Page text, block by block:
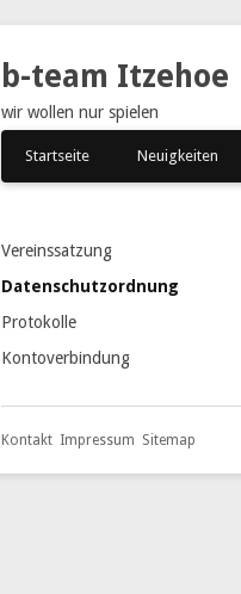
b-team Itzehoe
wir wollen nur spielen
Navigation
Startseite Neuigkeiten
Navigation
Vereinssatzung
Datenschutzordnung
Protokolle
Kontoverbindung
Navigation
Kontakt Impressum Sitemap